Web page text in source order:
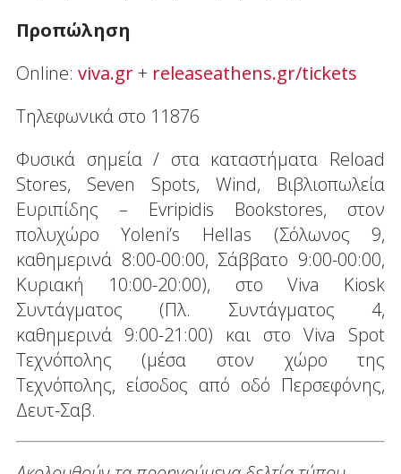
Προπώληση
Online: viva.gr+ releaseathens.gr/tickets
Tηλεφωνικά στο 11876
Φυσικά σημεία / στα καταστήματα Reload
Stores, Seven Spots, Wind, Βιβλιοπωλεία
Ευριπίδης – Evripidis Bookstores, στον
πολυχώρο Yoleni’s Hellas (Σόλωνος 9,
καθημερινά 8:00-00:00, Σάββατο 9:00-00:00,
Κυριακή 10:00-20:00), στο Viva Kiosk
Συντάγματος (Πλ. Συντάγματος 4,
καθημερινά 9:00-21:00) και στο Viva Spot
Τεχνόπολης (μέσα στον χώρο της
Τεχνόπολης, είσοδος από οδό Περσεφόνης,
Δευτ-Σαβ.